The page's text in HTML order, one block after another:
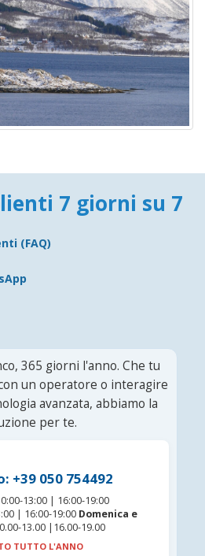
7 giorni su 7
(FAQ)
365 giorni l'anno. Che tu
un operatore o interagire
avanzata, abbiamo la
per te.
+39 050 754492
13:00 | 16:00-19:00
| 16:00-19:00 Domenica e
13.00 |16.00-19.00
TUTTO L'ANNO